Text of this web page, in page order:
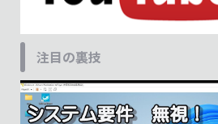
注目の裏技